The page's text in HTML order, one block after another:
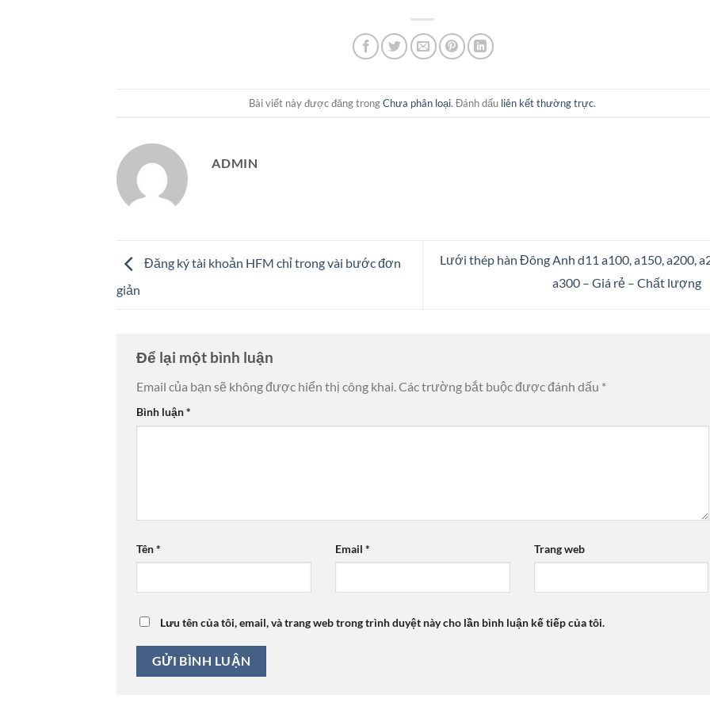
Bài viết này được đăng trongChưa phân loại. Đánh dấu liên kết thường trực.
ADMIN
Đăng ký tài khoản HFM chỉ trong vài bước đơn
giản
Lưới thép hàn Đông Anh d11 a100, a150, a200,
a300 – Giá rẻ – Chất lượng
Để lại một bình luận
Email của bạn sẽ không được hiển thị công khai.Các trường bắt buộc được đánh dấu *
Bình luận*
Tên* Email * Trang web
Lưu tên của tôi, email, và trang web trong trình duyệt này cho lần bình luận kế tiếp của tôi.